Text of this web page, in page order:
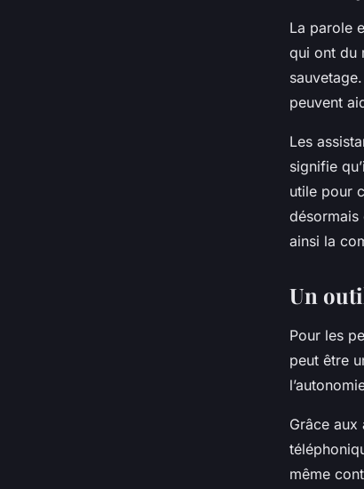
La parole
qui ont du
peuvent
Les
signifie
utile pour
ainsi la
Un
Pour les
peut être
Grâce
même